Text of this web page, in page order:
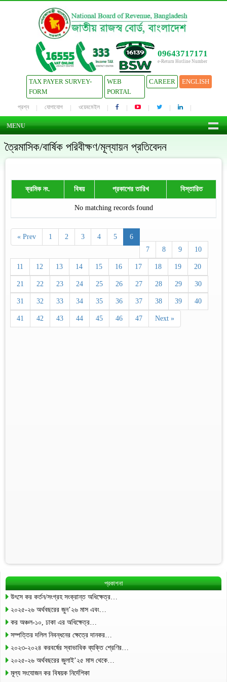
09643717171
e-Return Hotline Number
TAX PAYER SURVEY-
FORM
WEB
PORTAL
CAREER ENGLISH
প্রশ্ন যোগাযোগ ওয়েবমেইল
MENU
ত্রৈমাসিক/বার্ষিক পরিবীক্ষণ/মূল্যায়ন প্রতিবেদন
ক্রমিক নং. বিষয় প্রকাশের তারিখ বিস্তারিত
No matching records found
« Prev 1 2 3 4 5
6
7
8 9 10
11 12 13 14 15 16 17 18 19 20
21 22 23 24 25 26 27 28 29 30
31 32 33 34 35 36 37 38 39 40
41 42 43 44 45 46 47 Next »
প্রকাশনা
উৎসে কর কর্তন/সংগ্রহ সংক্রান্ত অধিক্ষেত্র…
২০২৫-২৬ অর্থবছরের জুন’২৬ মাস এবং…
কর অঞ্চল-১০, ঢাকা এর অধিক্ষেত্র…
সম্পত্তির দলিল নিবন্ধনের ক্ষেত্রে দানকর…
২০২৩-২০২৪ করবর্ষের স্বাভাবিক ব্যক্তি শ্রেণির…
২০২৫-২৬ অর্থবছরের জুলাই’২৫ মাস থেকে…
মূল্য সংযোজন কর বিষয়ক নির্দেশিকা